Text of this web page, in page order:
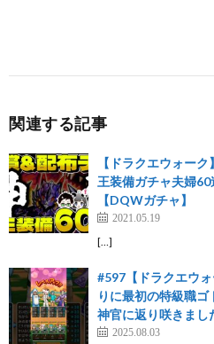
関連する記事
【ドラクエウォー
王装備ガチャ夫婦
【DQWガチャ】
2021.05.19
[…]
#597【ドラクエウ
りに最初の特級職
神官に返り咲きま
2025.08.03